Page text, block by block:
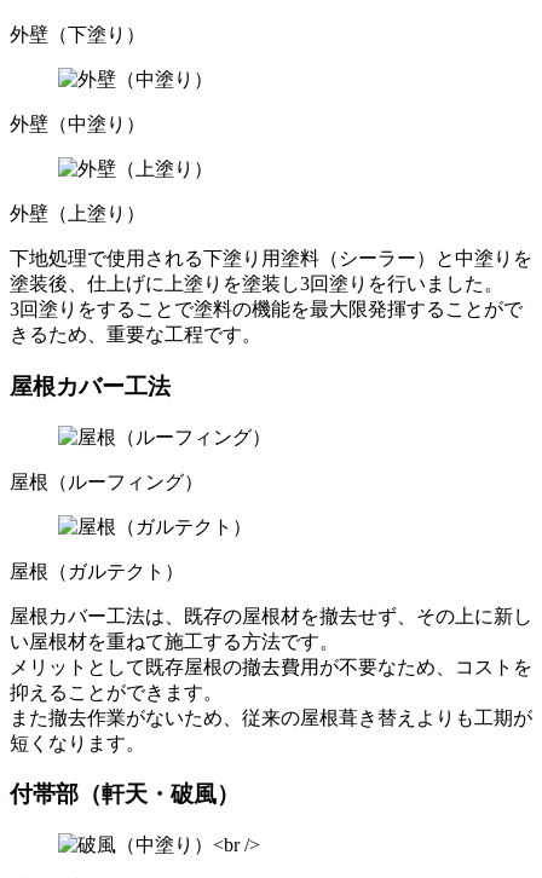
外壁（下塗り）
外壁（中塗り）
外壁（上塗り）
下地処理で使用される下塗り用塗料（シーラー）と中塗りを
塗装後、仕上げに上塗りを塗装し3回塗りを行いました。
3回塗りをすることで塗料の機能を最大限発揮することがで
きるため、重要な工程です。
屋根カバー工法
屋根（ルーフィング）
屋根（ガルテクト）
屋根カバー工法は、既存の屋根材を撤去せず、その上に新し
い屋根材を重ねて施工する方法です。
メリットとして既存屋根の撤去費用が不要なため、コストを
抑えることができます。
また撤去作業がないため、従来の屋根葺き替えよりも工期が
短くなります。
付帯部（軒天・破風）